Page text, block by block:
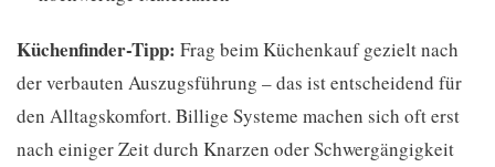
Küchenfinder-Tipp: Frag beim Küchenkauf gezielt nach
der verbauten Auszugsführung – das ist entscheidend für
den Alltagskomfort. Billige Systeme machen sich oft erst
nach einiger Zeit durch Knarzen oder Schwergängigkeit